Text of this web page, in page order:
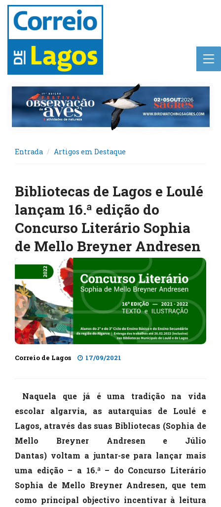
Entrada Artigos em Destaque
Bibliotecas de Lagos e Loulé
lançam 16.ª edição do
Concurso Literário Sophia
de Mello Breyner Andresen
Correio de Lagos 17/09/2021
Naquela que já é uma tradição na vida
escolar algarvia, as autarquias de Loulé e
Lagos, através das suas Bibliotecas (Sophia de
Mello Breyner Andresen e Júlio
Dantas) voltam a juntar-se para lançar mais
uma edição – a 16.ª – do Concurso Literário
Sophia de Mello Breyner Andresen, que tem
como principal objectivo incentivar à leitura